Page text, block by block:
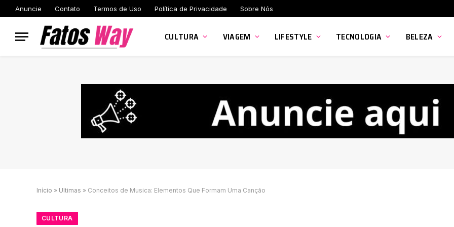
Anuncie Contato Termos de Uso Política de Privacidade Sobre Nós
CULTURA VIAGEM LIFESTYLE TECNOLOGIA BELEZA
Início » Ultimas » Conceitos de Musica: Elementos Que Formam Uma Canção
CULTURA